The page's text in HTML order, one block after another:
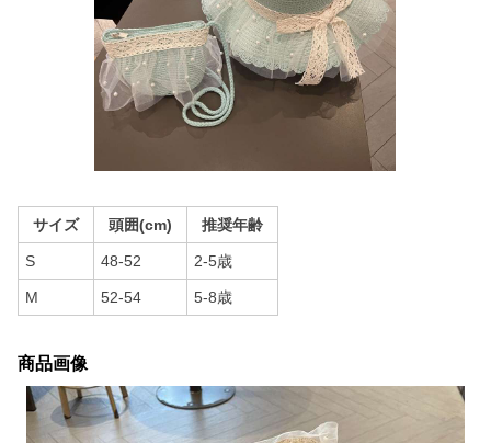
サイズ 頭囲(cm) 推奨年齢
S 48-52 2-5歳
M 52-54 5-8歳
商品画像